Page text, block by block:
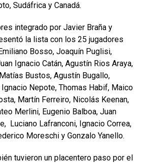
Sudáfrica y Canadá.
integrado por Javier Braña y
la lista con los 25 jugadores
Bosso, Joaquín Puglisi,
Ignacio Catán, Agustín Rios Araya,
Bustos, Agustín Bugallo,
Nepote, Thomas Habif, Maico
Martín Ferreiro, Nicolás Keenan,
Merlini, Eugenio Balboa, Juan
Luciano Lafranconi, Ignacio Correa,
Moreschi y Gonzalo Yanello.
tuvieron un placentero paso por el